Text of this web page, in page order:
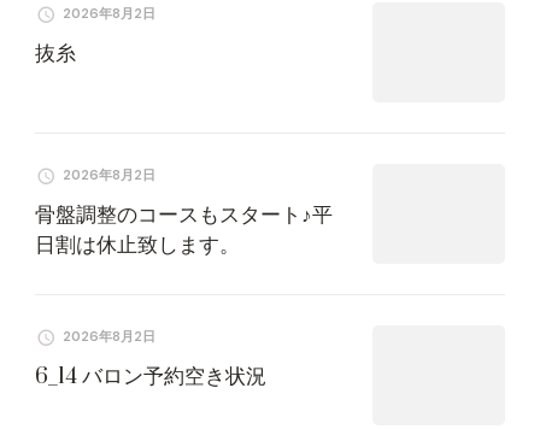
2026年8月2日
抜糸
2026年8月2日
骨盤調整のコースもスタート♪平
日割は休止致します。
2026年8月2日
6_14 バロン予約空き状況